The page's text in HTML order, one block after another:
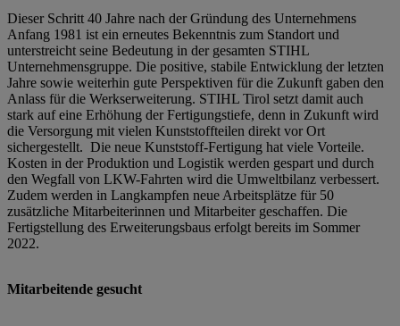
Dieser Schritt 40 Jahre nach der Gründung des Unternehmens
Anfang 1981 ist ein erneutes Bekenntnis zum Standort und
unterstreicht seine Bedeutung in der gesamten STIHL
Unternehmensgruppe. Die positive, stabile Entwicklung der letzten
Jahre sowie weiterhin gute Perspektiven für die Zukunft gaben den
Anlass für die Werkserweiterung. STIHL Tirol setzt damit auch
stark auf eine Erhöhung der Fertigungstiefe, denn in Zukunft wird
die Versorgung mit vielen Kunststoffteilen direkt vor Ort
sichergestellt. Die neue Kunststoff-Fertigung hat viele Vorteile.
Kosten in der Produktion und Logistik werden gespart und durch
den Wegfall von LKW-Fahrten wird die Umweltbilanz verbessert.
Zudem werden in Langkampfen neue Arbeitsplätze für 50
zusätzliche Mitarbeiterinnen und Mitarbeiter geschaffen. Die
Fertigstellung des Erweiterungsbaus erfolgt bereits im Sommer
2022.
Mitarbeitende gesucht